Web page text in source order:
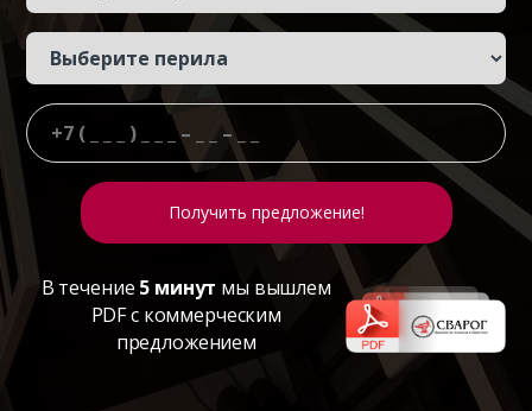
В течение 5 минут мы вышлем
PDF с коммерческим
предложением